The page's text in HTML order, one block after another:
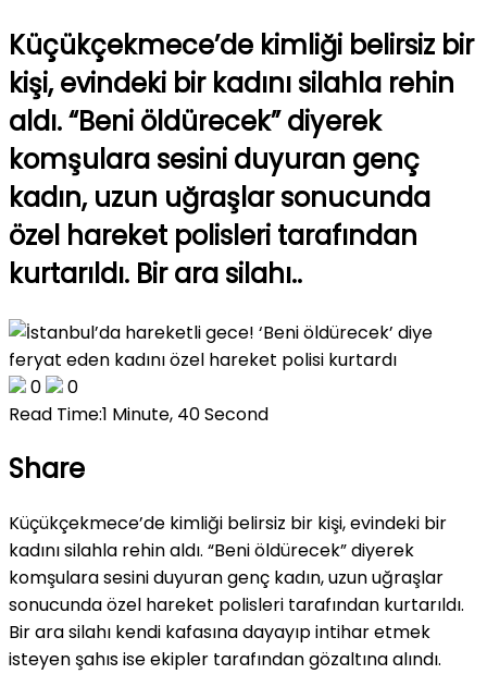
Küçükçekmece’de kimliği belirsiz bir
kişi, evindeki bir kadını silahla rehin
aldı. “Beni öldürecek” diyerek
komşulara sesini duyuran genç
kadın, uzun uğraşlar sonucunda
özel hareket polisleri tarafından
kurtarıldı. Bir ara silahı..
0
0
Read Time:1 Minute, 40 Second
Share
Küçükçekmece’de kimliği belirsiz bir kişi, evindeki bir
kadını silahla rehin aldı. “Beni öldürecek” diyerek
komşulara sesini duyuran genç kadın, uzun uğraşlar
sonucunda özel hareket polisleri tarafından kurtarıldı.
Bir ara silahı kendi kafasına dayayıp intihar etmek
isteyen şahıs ise ekipler tarafından gözaltına alındı.